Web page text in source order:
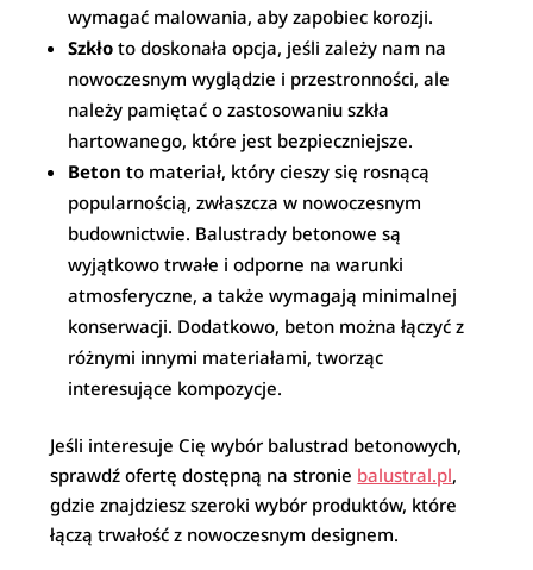
wymagać malowania, aby zapobiec korozji.
Szkło to doskonała opcja, jeśli zależy nam na
nowoczesnym wyglądzie i przestronności, ale
należy pamiętać o zastosowaniu szkła
hartowanego, które jest bezpieczniejsze.
Beton to materiał, który cieszy się rosnącą
popularnością, zwłaszcza w nowoczesnym
budownictwie. Balustrady betonowe są
wyjątkowo trwałe i odporne na warunki
atmosferyczne, a także wymagają minimalnej
konserwacji. Dodatkowo, beton można łączyć z
różnymi innymi materiałami, tworząc
interesujące kompozycje.
Jeśli interesuje Cię wybór balustrad betonowych,
sprawdź ofertę dostępną na stronie balustral.pl,
gdzie znajdziesz szeroki wybór produktów, które
łączą trwałość z nowoczesnym designem.